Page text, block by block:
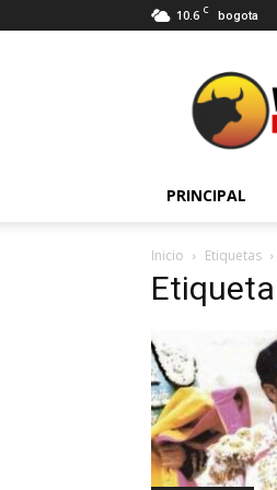
10.6 C bogota
Voy
a
Los
Toros
PRINCIPAL
Inicio Etiquetas